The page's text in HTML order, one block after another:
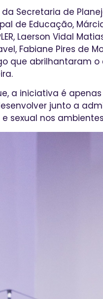
Secretaria de
de Educação,
Laerson Vidal
Fabiane Pires de
que abrilhantaram
a iniciativa é
junto a
sexual nos